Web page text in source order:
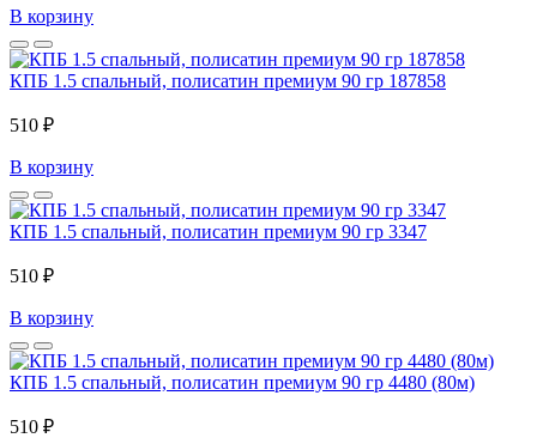
В корзину
КПБ 1.5 спальный, полисатин премиум 90 гр 187858
510 ₽
В корзину
КПБ 1.5 спальный, полисатин премиум 90 гр 3347
510 ₽
В корзину
КПБ 1.5 спальный, полисатин премиум 90 гр 4480 (80м)
510 ₽